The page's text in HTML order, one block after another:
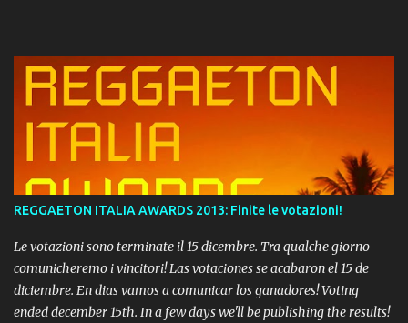
REGGAETON ITALIA AWARDS 2013: Finite le votazioni!
Le votazioni sono terminate il 15 dicembre. Tra qualche giorno
comunicheremo i vincitori! Las votaciones se acabaron el 15 de
diciembre. En dias vamos a comunicar los ganadores! Voting
ended december 15th. In a few days we'll be publishing the results!